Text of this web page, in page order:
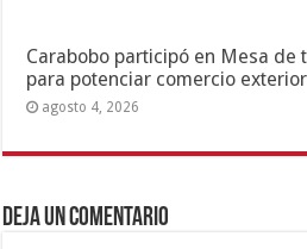
Carabobo participó en Mesa de
para potenciar comercio exterior
agosto 4, 2026
Deja un comentario